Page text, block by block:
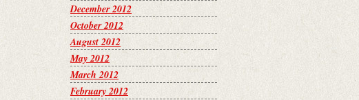
December 2012
October 2012
August 2012
May 2012
March 2012
February 2012